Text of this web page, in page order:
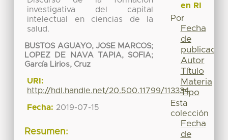
investigativa del capital
intelectual en ciencias de la
salud.
BUSTOS AGUAYO, JOSE MARCOS;
LOPEZ DE NAVA TAPIA, SOFIA;
García Lirios, Cruz
URI:
http://hdl.handle.net/20.500.11799/113334
Fecha: 2019-07-15
Resumen:
en RI
Por
Fecha
de
publicación
Autor
Título
Materia
Tipo
Esta
colección
Fecha
de